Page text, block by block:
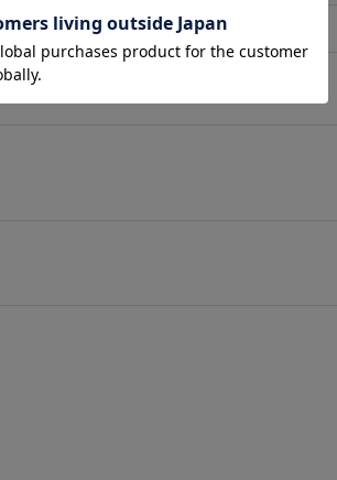
店舗在庫表示